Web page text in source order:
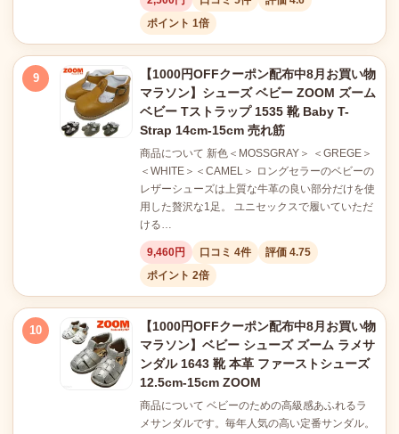
ポイント 1倍
9
【1000円OFFクーポン配布中8月お買い物
マラソン】シューズ ベビー ZOOM ズーム
ベビー Tストラップ 1535 靴 Baby T-
Strap 14cm-15cm 売れ筋
商品について 新色＜MOSSGRAY＞ ＜GREGE＞
＜WHITE＞＜CAMEL＞ ロングセラーのベビーの
レザーシューズは上質な牛革の良い部分だけを使
用した贅沢な1足。 ユニセックスで履いていただ
ける…
9,460円 口コミ 4件
評価 4.75
ポイント 2倍
10
【1000円OFFクーポン配布中8月お買い物
マラソン】ベビー シューズ ズーム ラメサ
ンダル 1643 靴 本革 ファーストシューズ
12.5cm-15cm ZOOM
商品について ベビーのための高級感あふれるラ
メサンダルです。毎年人気の高い定番サンダル。